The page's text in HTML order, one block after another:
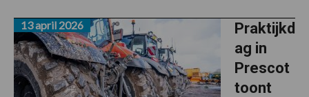
Praktijkd
ag in
Prescot
toont
13 april 2026